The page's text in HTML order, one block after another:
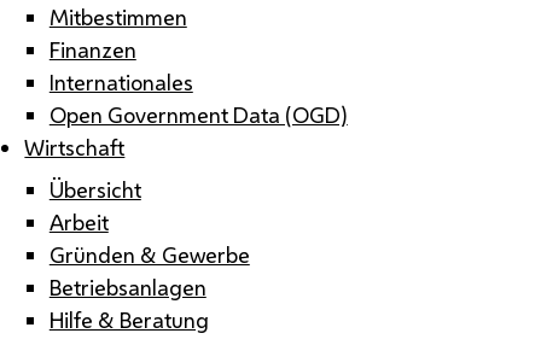
Mitbestimmen
Finanzen
Internationales
Open Government Data (OGD)
Wirtschaft
Übersicht
Arbeit
Gründen & Gewerbe
Betriebsanlagen
Hilfe & Beratung